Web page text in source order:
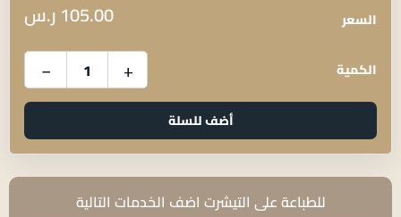
ر.س105.00 السعر
− + الكمية
أضف للسلة
للطباعة على التيشرت اضف الخدمات التالية